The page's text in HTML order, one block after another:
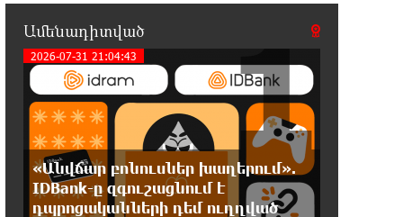
22:55:16 6-08-2026
Հնդկաստանի և Իսրայելի
վարչապետները քննարկել են
Մերձավոր Արևելքում տիրող իրավիճակը+
22:37:22 6-08-2026
Մալաթիա-Սեբաստիա վարչական
շրջանում արմատից փտած
հերթական ծառն է տապալվել
Ամենադիտված
2026-07-31 21:04:43
«Անվճար բոնուսներ խաղերում».
IDBank-ը զգուշացնում է
դպրոցականների դեմ ուղղված
1